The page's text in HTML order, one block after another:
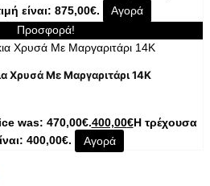
είναι: 875,00€.
Αγορά
Προσφορά!
Χρυσά Με Μαργαριτάρι 14K
was: 470,00€.400,00€Η τρέχουσα
400,00€.
Αγορά